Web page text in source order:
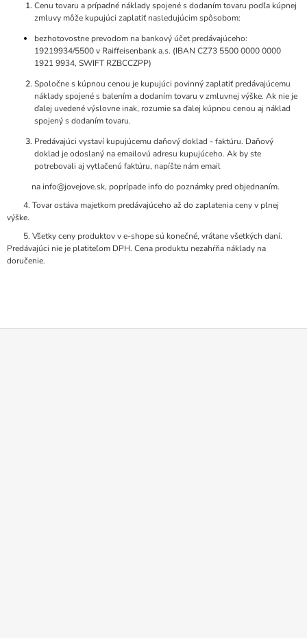
Cenu tovaru a prípadné náklady spojené s dodaním tovaru podľa kúpnej
zmluvy môže kupujúci zaplatiť nasledujúcim spôsobom:
bezhotovostne prevodom na bankový účet predávajúceho:
19219934/5500v Raiffeisenbank a.s. (IBAN CZ73 5500 0000 0000
1921 9934, SWIFT RZBCCZPP)
Spoločne s kúpnou cenou je kupujúci povinný zaplatiť predávajúcemu
náklady spojené s balením a dodaním tovaru v zmluvnej výške. Ak nie je
ďalej uvedené výslovne inak, rozumie sa ďalej kúpnou cenou aj náklad
spojený s dodaním tovaru.
Predávajúci vystaví kupujúcemu daňový doklad - faktúru. Daňový
doklad je odoslaný na emailovú adresu kupujúceho. Ak by ste
potrebovali aj vytlačenú faktúru, napíšte nám email
na info@jovejove.sk, poprípade info do poznámky pred objednaním.
4. Tovar ostáva majetkom predávajúceho až do zaplatenia ceny v plnej
výške.
5. Všetky ceny produktov v e-shope sú konečné, vrátane všetkých daní.
Predávajúci nie je platiteľom DPH. Cena produktu nezahŕňa náklady na
doručenie.